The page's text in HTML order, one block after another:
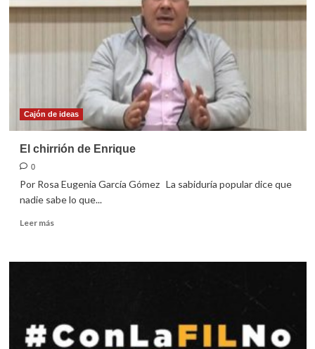
Domingo
21
Cajón de ideas
El chirrión de Enrique
0
Por Rosa Eugenia García Gómez La sabiduría popular dice que
nadie sabe lo que...
Leer másLeer
El